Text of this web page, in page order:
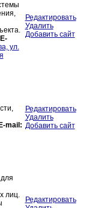
E-
ул.
Редактировать
Удалить
Добавить сайт
E-mail:
Редактировать
Удалить
Добавить сайт
лиц.
Редактировать